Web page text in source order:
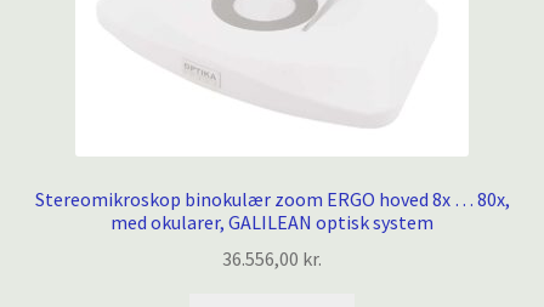
Stereomikroskop binokulær zoom ERGO hoved 8x … 80x,
med okularer, GALILEAN optisk system
36.556,00 kr.